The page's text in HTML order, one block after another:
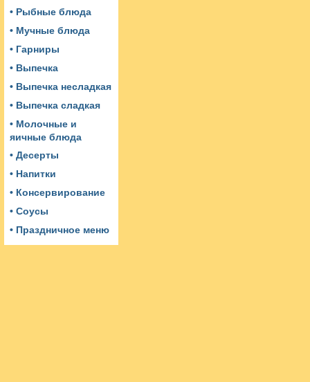
• Рыбные блюда
• Мучные блюда
• Гарниры
• Выпечка
• Выпечка несладкая
• Выпечка сладкая
• Молочные и
яичные блюда
• Десерты
• Напитки
• Консервирование
• Соусы
• Праздничное меню